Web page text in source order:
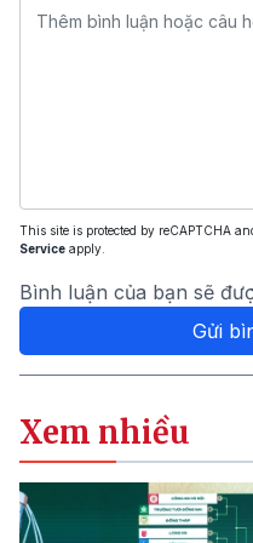
This site is protected by reCAPTCHA
Service apply.
Bình luận của bạn sẽ
Gửi
Xem nhiều